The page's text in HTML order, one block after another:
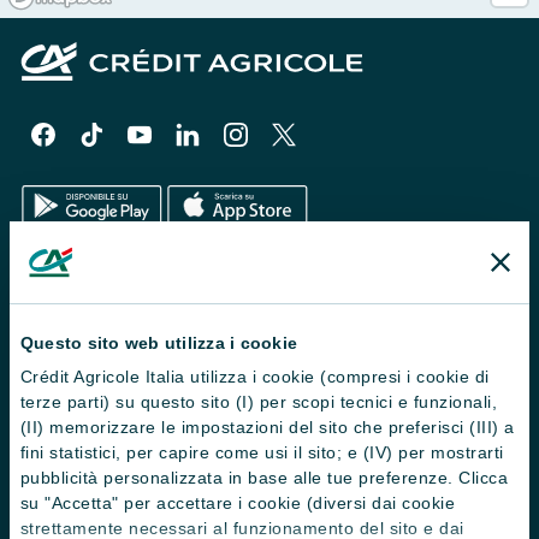
Questo sito web utilizza i cookie
Crédit Agricole Italia utilizza i cookie (compresi i cookie di
terze parti) su questo sito (I) per scopi tecnici e funzionali,
(II) memorizzare le impostazioni del sito che preferisci (III) a
fini statistici, per capire come usi il sito; e (IV) per mostrarti
pubblicità personalizzata in base alle tue preferenze. Clicca
su "Accetta" per accettare i cookie (diversi dai cookie
strettamente necessari al funzionamento del sito e dai
Trova filiali
Contattaci
Domande frequenti
Successioni
Servizi e pagamenti digitali